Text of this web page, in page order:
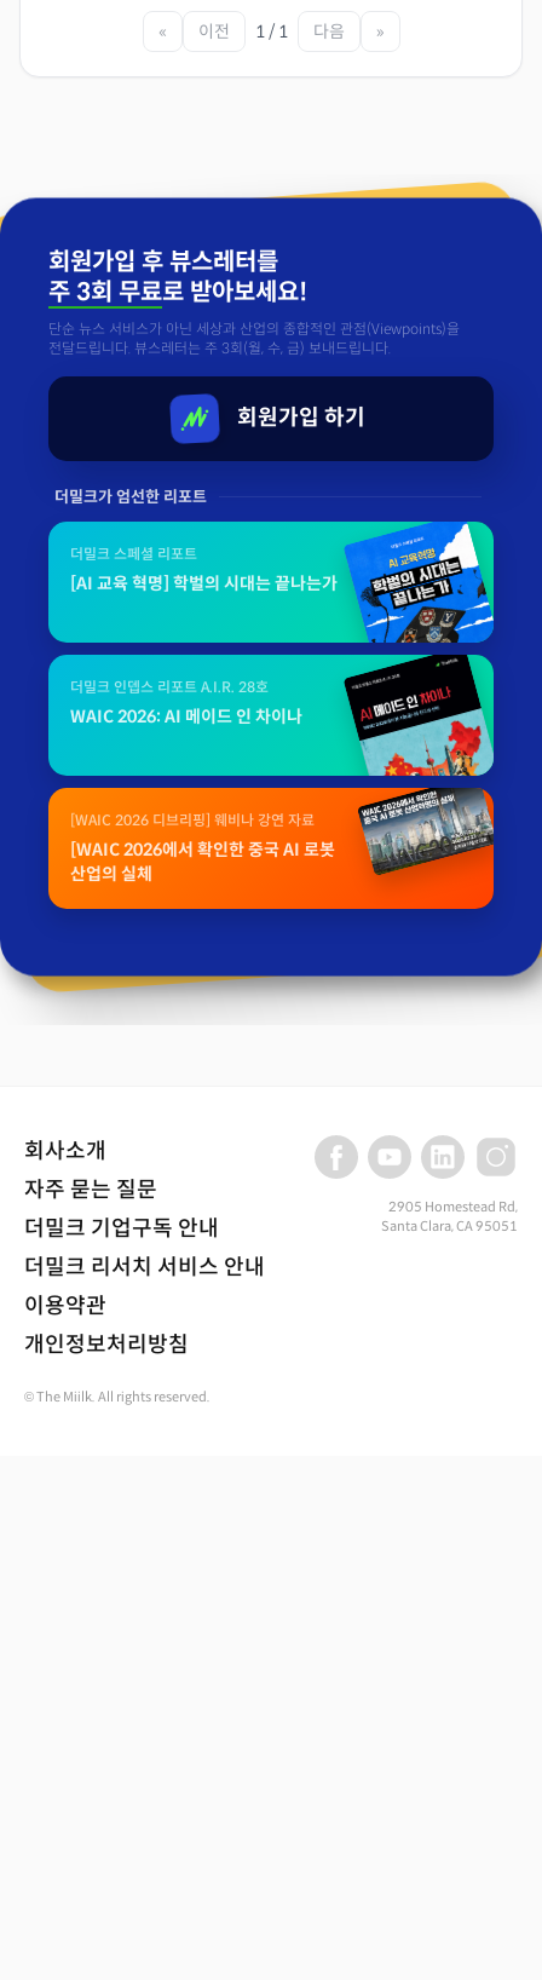
« 이전 1 / 1 다음 »
회원가입 후 뷰스레터를
주 3회 무료로 받아보세요!
단순 뉴스 서비스가 아닌 세상과 산업의 종합적인 관점(Viewpoints)을
전달드립니다. 뷰스레터는 주 3회(월, 수, 금) 보내드립니다.
회원가입 하기
더밀크가 엄선한 리포트
더밀크 스페셜 리포트
[AI 교육 혁명] 학벌의 시대는 끝나는가
더밀크 인뎁스 리포트 A.I.R. 28호
WAIC 2026: AI 메이드 인 차이나
[WAIC 2026 디브리핑] 웨비나 강연 자료
[WAIC 2026에서 확인한 중국 AI 로봇
산업의 실체
회사소개
자주 묻는 질문
더밀크 기업구독 안내
더밀크 리서치 서비스 안내
이용약관
개인정보처리방침
2905 Homestead Rd,
Santa Clara, CA 95051
© The Miilk. All rights reserved.